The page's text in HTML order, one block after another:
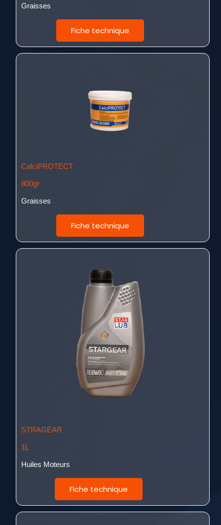
Graisses
Fiche technique
CalciPROTECT
800gr
Graisses
Fiche technique
STRAGEAR
1L
Huiles Moteurs
Fiche technique